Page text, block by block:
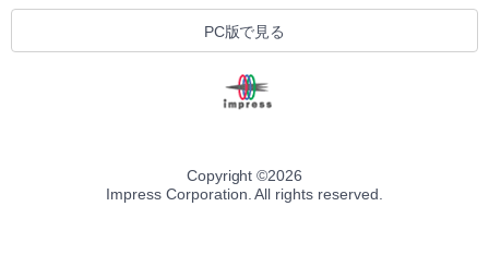
PC版で見る
Copyright ©2026
Impress Corporation. All rights reserved.